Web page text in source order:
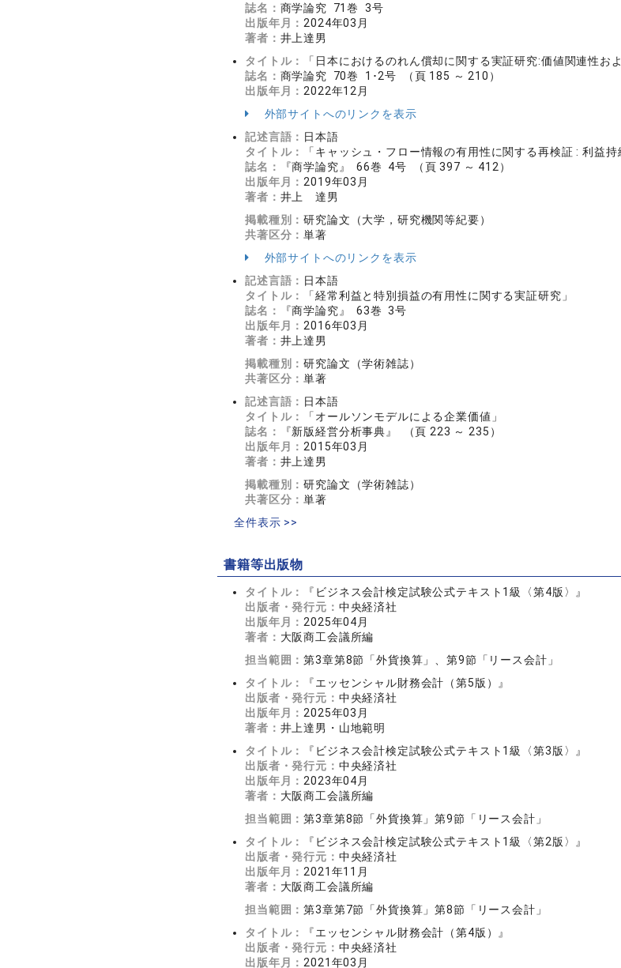
誌名： 商学論究 71巻 3号
出版年月： 2024年03月
著者： 井上達男
タイトル：
「日本におけるのれん償却に関する実証研究:価値関連性お
誌名： 商学論究 70巻 1･2号 （頁 185 ～ 210）
出版年月： 2022年12月
外部サイトへのリンクを表示
記述言語： 日本語
タイトル：
「キャッシュ・フロー情報の有用性に関する再検証 : 利益
誌名：
『商学論究』 66巻 4号 （頁 397 ～ 412）
出版年月： 2019年03月
著者： 井上 達男
掲載種別：研究論文（大学，研究機関等紀要）
共著区分：単著
外部サイトへのリンクを表示
記述言語： 日本語
タイトル：
「経常利益と特別損益の有用性に関する実証研究」
誌名：
『商学論究』 63巻 3号
出版年月： 2016年03月
著者： 井上達男
掲載種別：研究論文（学術雑誌）
共著区分：単著
記述言語： 日本語
タイトル：
「オールソンモデルによる企業価値」
誌名：
『新版経営分析事典』 （頁 223 ～ 235）
出版年月： 2015年03月
著者： 井上達男
掲載種別：研究論文（学術雑誌）
共著区分：単著
全件表示 >>
書籍等出版物
タイトル：
『ビジネス会計検定試験公式テキスト1級〈第4版〉』
出版者・発行元： 中央経済社
出版年月： 2025年04月
著者： 大阪商工会議所編
担当範囲：第3章第8節「外貨換算」、第9節「リース会計」
タイトル：
『エッセンシャル財務会計（第5版）』
出版者・発行元： 中央経済社
出版年月： 2025年03月
著者： 井上達男・山地範明
タイトル：
『ビジネス会計検定試験公式テキスト1級〈第3版〉』
出版者・発行元： 中央経済社
出版年月： 2023年04月
著者： 大阪商工会議所編
担当範囲：第3章第8節「外貨換算」第9節「リース会計」
タイトル：
『ビジネス会計検定試験公式テキスト1級〈第2版〉』
出版者・発行元： 中央経済社
出版年月： 2021年11月
著者： 大阪商工会議所編
担当範囲：第3章第7節「外貨換算」第8節「リース会計」
タイトル：
『エッセンシャル財務会計（第4版）』
出版者・発行元： 中央経済社
出版年月： 2021年03月